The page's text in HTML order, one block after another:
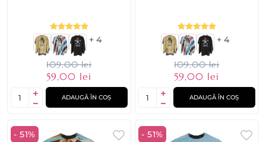
+ 4
109,00 lei
59,00 lei
ADAUGĂ ÎN COȘ
+ 4
109,00 lei
59,00 lei
ADAUGĂ ÎN COȘ
- 51% - 51%